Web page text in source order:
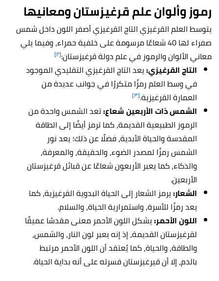
رموز وألوان علم قرغيزستان ومعانيها
يتوسط العلم القرغيزي التاج القرغيزي أصفر اللون داخل شمس
صفراء لها 40 شعاعًا مرسومة على خلفية حمراء، وفيما يلي
معاني الألوان والرموز في علم دولة قرغيزستان:[٢]
التاج القرغيزي:يعد التاج القرغيزي التقليدي الموجود
في وسط العلم رمزًا متكررًا في جوانب عديدة من
العمارة القرغيزية.[٣]
الشمس ذات الأربعين شعاع:تعد الشمس واحدة من
الرموز الطبيعية القديمة، كما ترمز أيضًا إلى الطاقة
المقدسة والحياة الأبدية، فضلًا عن ذلك؛ يعد نور
الشمس رمزًا لمصدر الضوء، والحقيقة، والمعرفة،
والذكاء، كما يعبر الأربعون شعاعًا عن قبائل قرغيزستان
الأربعين.
الشعار:يرمز الشعار إلى الحياة البدوية القرغيزية، كما
يعد رمزًا للأسرة، واستمرارية الحياة، والسلام.
اللون الأحمر:يشكل اللون الأحمر معنى مقدسًا عميقًا
لقرغيزستان القديمة، إذ إنه يعبر لون النار، والشمس،
والطاقة، والحياة، كما يُعتقد أن اللون الأحمر مرتبط
بالدم، إلا أن قيرغيزستان فسرته على أنه بداية الحياة.